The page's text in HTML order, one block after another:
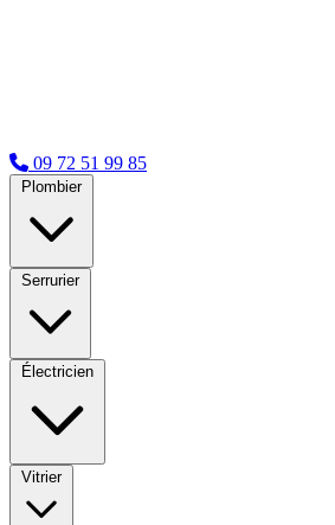
09 72 51 99 85
Plombier
Serrurier
Électricien
Vitrier